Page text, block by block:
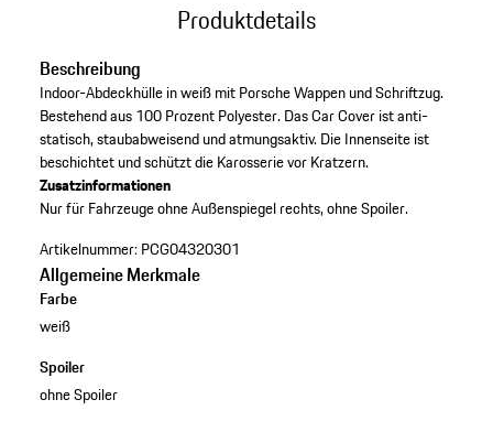
Produktdetails
Beschreibung
Indoor-Abdeckhülle in weiß mit Porsche Wappen und Schriftzug.
Bestehend aus 100 Prozent Polyester. Das Car Cover ist anti-
statisch, staubabweisend und atmungsaktiv. Die Innenseite ist
beschichtet und schützt die Karosserie vor Kratzern.
Zusatzinformationen
Nur für Fahrzeuge ohne Außenspiegel rechts, ohne Spoiler.
Artikelnummer: PCG04320301
Allgemeine Merkmale
Farbe
weiß
Spoiler
ohne Spoiler